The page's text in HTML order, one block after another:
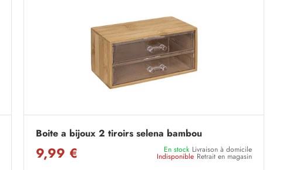
Boite a bijoux 2 tiroirs selena bambou
9,99 € En stock Livraison à domicile
Indisponible Retrait en magasin